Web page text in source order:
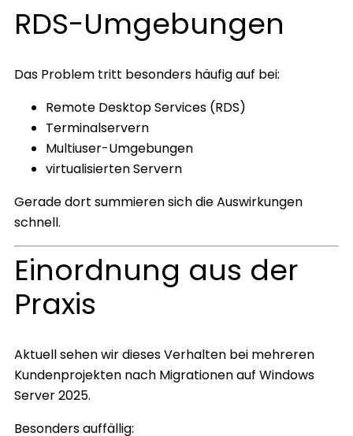
RDS-Umgebungen
Das Problem tritt besonders häufig auf bei:
Remote Desktop Services (RDS)
Terminalservern
Multiuser-Umgebungen
virtualisierten Servern
Gerade dort summieren sich die Auswirkungen
schnell.
Einordnung aus der
Praxis
Aktuell sehen wir dieses Verhalten bei mehreren
Kundenprojekten nach Migrationen auf Windows
Server 2025.
Besonders auffällig: